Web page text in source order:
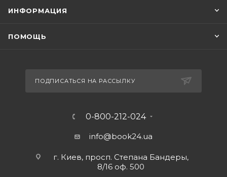
ИНФОРМАЦИЯ
ПОМОЩЬ
ПОДПИСАТЬСЯ НА РАССЫЛКУ
0-800-212-024
info@book24.ua
г. Киев, просп. Степана Бандеры,
8/16 оф. 500